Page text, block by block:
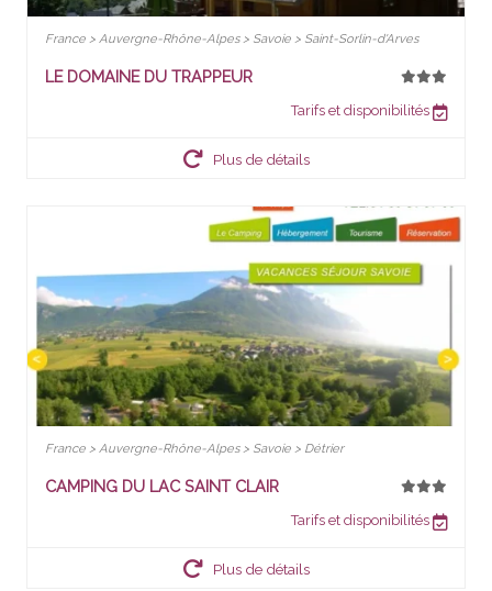
France > Auvergne-Rhône-Alpes > Savoie > Saint-Sorlin-d'Arves
LE DOMAINE DU TRAPPEUR
Tarifs et disponibilités
Plus de détails
France > Auvergne-Rhône-Alpes > Savoie > Détrier
CAMPING DU LAC SAINT CLAIR
Tarifs et disponibilités
Plus de détails